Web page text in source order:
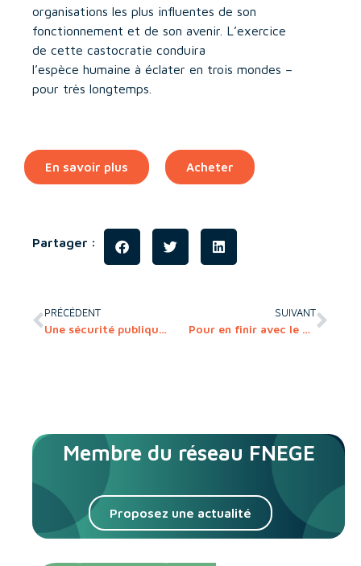
organisations les plus influentes de son
fonctionnement et de son avenir. L’exercice
de cette castocratie conduira
l’espèce humaine à éclater en trois mondes –
pour très longtemps.
En savoir plus Acheter
Partager :
PRÉCÉDENT
Une sécurité publique efficace et responsable ?
SUIVANT
Pour en finir avec le machin
Membre du réseau FNEGE
Proposez une actualité